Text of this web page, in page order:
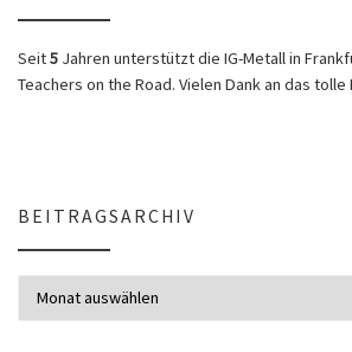
Seit5 Jahren unterstützt die IG-Metall in
Teachers on the Road. Vielen Dank an das tolle
BEITRAGSARCHIV